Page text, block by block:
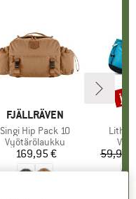
MERKKI
FJÄLLRÄVEN
Tuote
Singi Hip Pack 10
Tuoteryhmä
Vyötärölaukku
Hinta
169,95 €
Tuote
59,95 €